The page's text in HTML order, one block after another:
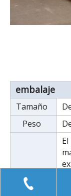
embalaje
Tamaño
Peso
detalles